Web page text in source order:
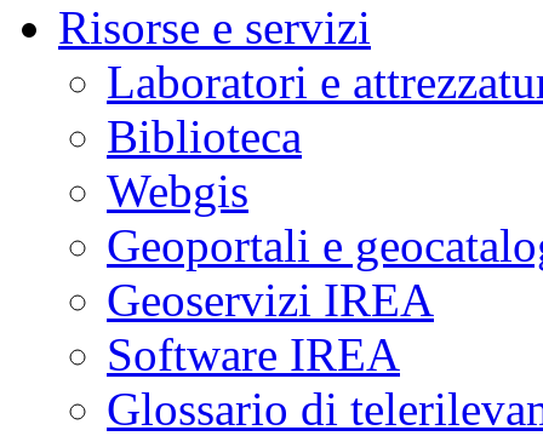
Risorse e servizi
Laboratori e
Biblioteca
Webgis
Geoportali e
Geoservizi IREA
Software IREA
Glossario di